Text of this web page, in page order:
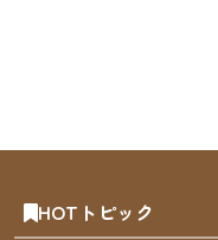
HOTトピック